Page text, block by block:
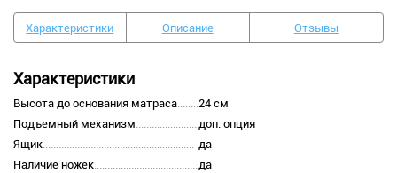
Характеристики Описание Отзывы
Характеристики
Высота до основания матраса
24 см
Подъемный механизм
доп. опция
Ящик
да
Наличие ножек
да